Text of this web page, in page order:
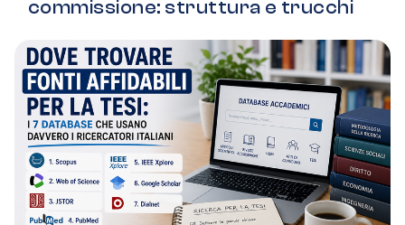
commissione: struttura e trucchi